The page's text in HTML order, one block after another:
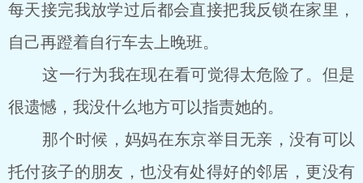
每天接完我放学过后都会直接把我反锁在家里，
自己再蹬着自行车去上晚班。
这一行为我在现在看可觉得太危险了。但是
很遗憾，我没什么地方可以指责她的。
那个时候，妈妈在东京举目无亲，没有可以
托付孩子的朋友，也没有处得好的邻居，更没有